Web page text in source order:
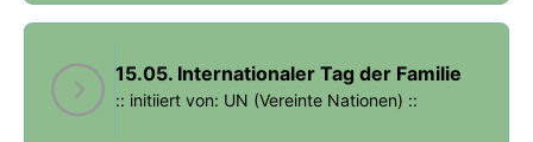
15.05. Internationaler Tag der Familie
:: initiiert von: UN (Vereinte Nationen) ::